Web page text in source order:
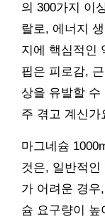
의 300가지 이
랄로, 에너지
지에 핵심적인
핍은 피로감,
상을 유발할 수
주 겪고 계신가
마그네슘
것은, 일반적인
가 어려운 경우
슘 요구량이 높